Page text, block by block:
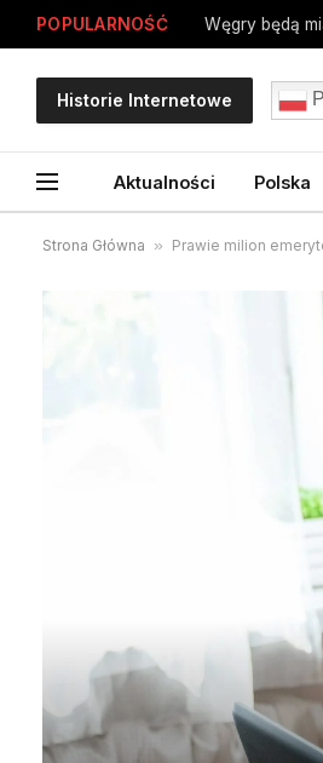
POPULARNOŚĆ Węgry będą
Historie Internetowe
Aktualności Polska
Strona Główna » Prawie milion